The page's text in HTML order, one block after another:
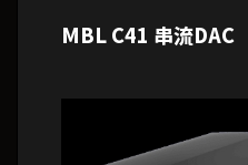
MBL C41 串流DAC